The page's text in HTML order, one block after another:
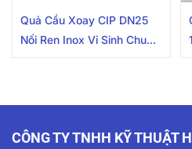
Quả Cầu Xoay CIP DN25
Nối Ren Inox Vi Sinh Chuẩn
CÔNG TY TNHH KỸ THUẬT